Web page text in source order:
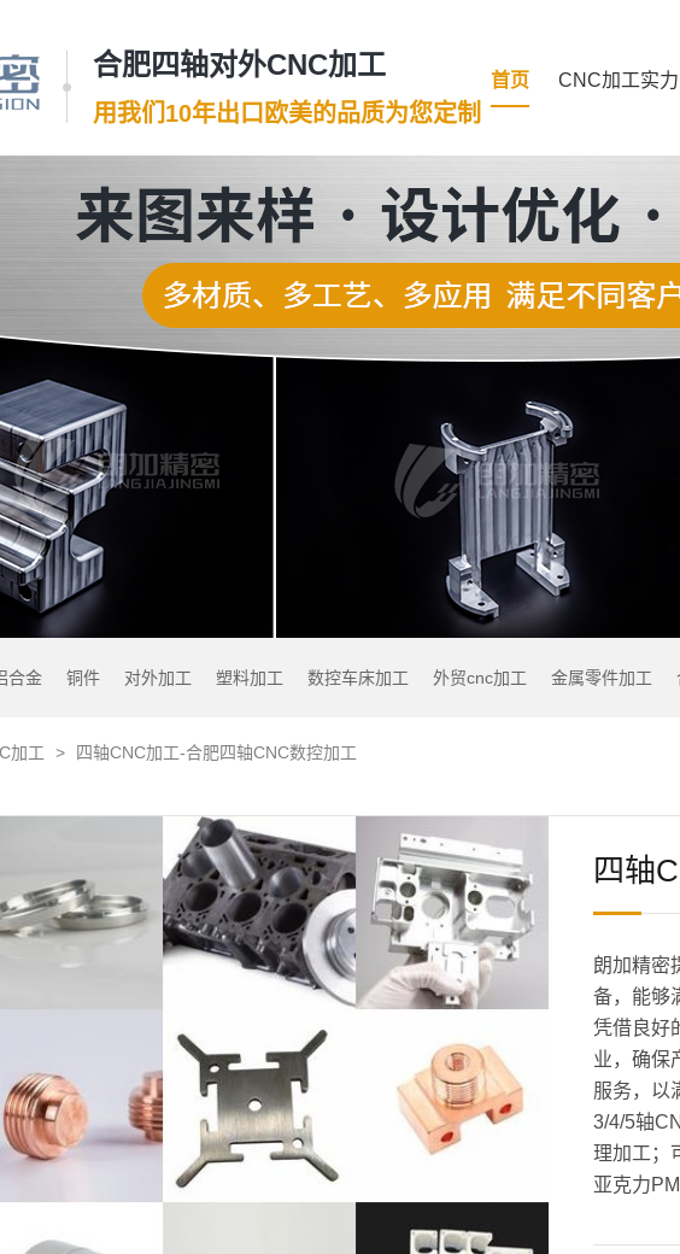
合肥四轴对外CNC加工
用我们10年出口欧美的品质为您定制
首页 CNC加工实力
合金 铜件 对外加工 塑料加工 数控车床加工 外贸cnc加工 金属零件加工
加工 > 四轴CNC加工-合肥四轴CNC数控加工
四轴
朗加精密
备，能够
凭借良好
业，确保
服务，以
3/4/5轴
理加工；
亚克力